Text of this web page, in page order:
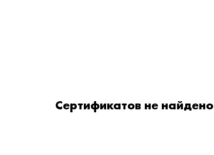
Сертификатов не найдено